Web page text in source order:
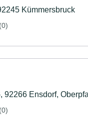
Kümmersbruck
(0)
92266 Ensdorf,
(0)